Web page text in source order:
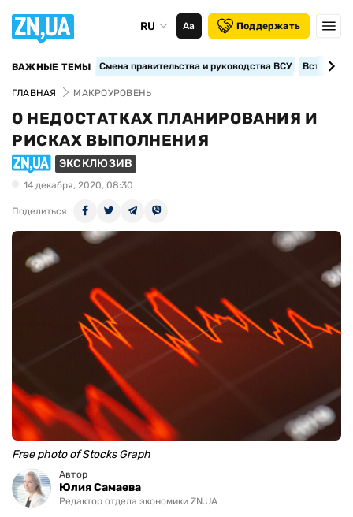
RU Аа Поддержать
ВАЖНЫЕ ТЕМЫ Смена правительства и руководства ВСУ
ГЛАВНАЯ МАКРОУРОВЕНЬ
О НЕДОСТАТКАХ ПЛАНИРОВАНИЯ И
РИСКАХ ВЫПОЛНЕНИЯ
ЭКСКЛЮЗИВ
14 декабря, 2020, 08:30
Поделиться
Free photo of Stocks Graph
Автор
Юлия Самаева
Редактор отдела экономики ZN.UA